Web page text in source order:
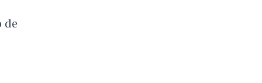
de